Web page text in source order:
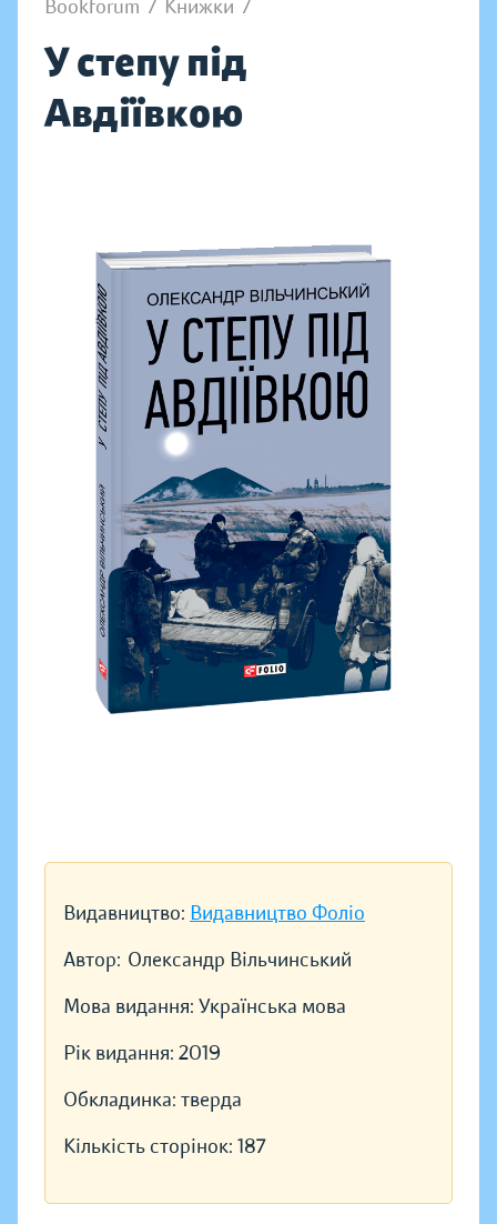
Bookforum / Книжки /
У степу під
Авдіївкою
Видавництво: Видавництво Фоліо
Автор: Олександр Вільчинський
Мова видання: Українська мова
Рік видання: 2019
Обкладинка: тверда
Кількість сторінок: 187